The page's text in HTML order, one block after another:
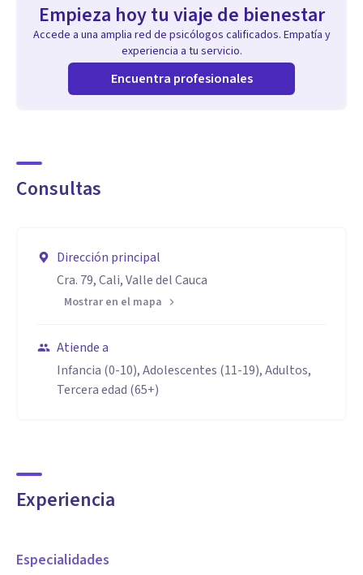
Empieza hoy tu viaje de bienestar
Accede a una amplia red de psicólogos calificados. Empatía y
experiencia a tu servicio.
Encuentra profesionales
Consultas
Dirección principal
Cra. 79, Cali, Valle del Cauca
Mostrar en el mapa
Atiende a
Infancia (0-10), Adolescentes (11-19), Adultos,
Tercera edad (65+)
Experiencia
Especialidades